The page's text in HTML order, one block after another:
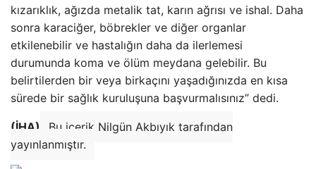
kızarıklık, ağızda metalik tat, karın ağrısı ve ishal. Daha
sonra karaciğer, böbrekler ve diğer organlar
etkilenebilir ve hastalığın daha da ilerlemesi
durumunda koma ve ölüm meydana gelebilir. Bu
belirtilerden bir veya birkaçını yaşadığınızda en kısa
sürede bir sağlık kuruluşuna başvurmalısınız” dedi.
(İHA)
Bu içerik Nilgün Akbıyık tarafından
yayınlanmıştır.